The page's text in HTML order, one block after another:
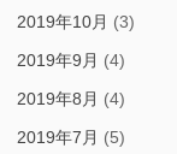
2019年10月 (3)
2019年9月 (4)
2019年8月 (4)
2019年7月 (5)